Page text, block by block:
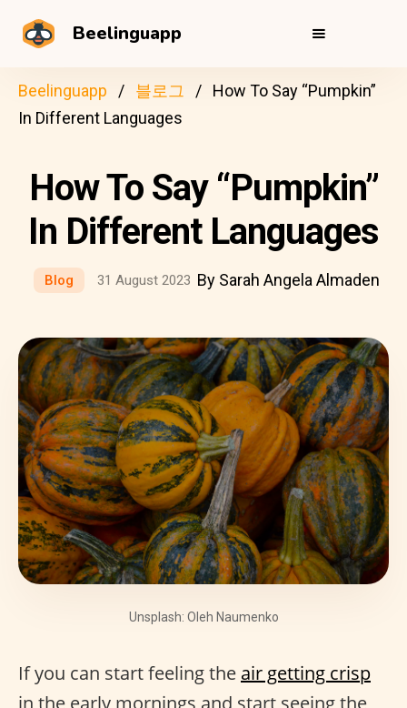
Beelinguapp
Beelinguapp 블로그
How To Say “Pumpkin”
In Different Languages
How To Say “Pumpkin”
In Different Languages
Blog 31 August 2023 By Sarah Angela Almaden
Unsplash: Oleh Naumenko
If you can start feeling the air getting crisp